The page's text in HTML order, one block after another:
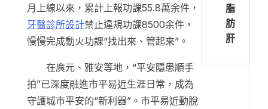
月上線以來，累計上報功課55.8萬余件，
牙醫診所設計禁止違規功課8500余件，
慢慢完成動火功課“找出來、管起來”。
在廣元、雅安等地，“平安隱患順手
拍”已深度融進市平易近生涯日常，成為
守護城市平安的“新利器”。市平易近動脫
脂
肪
肝